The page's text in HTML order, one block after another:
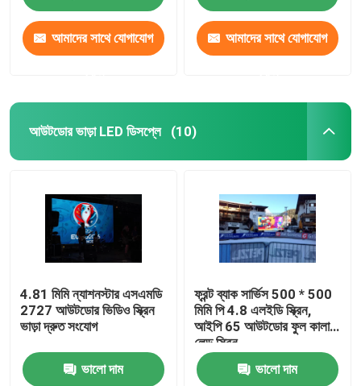
আমাদের সাথে যোগাযোগ আমাদের সাথে যোগাযোগ
আউটডোর ভাড়া LED ডিসপ্লে (10)
4.81 মিমি ন্যাশনস্টার এসএমডি
2727 আউটডোর ভিডিও স্ক্রিন
ভাড়া দ্রুত সংযোগ
ভালো দাম
ফ্রন্ট ব্যাক সার্ভিস 500 * 500
মিমি পি 4.8 এলইডি স্ক্রিন,
আইপি 65 আউটডোর ফুল কালার
লেড স্ক্রিন
ভালো দাম